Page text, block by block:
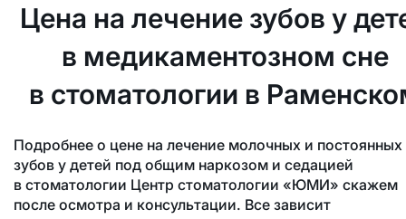
Цена на лечение зубов у
в медикаментозном сне
в стоматологии в
Подробнее о цене на лечение молочных и постоянных
зубов у детей под общим наркозом и седацией
в стоматологии Центр стоматологии «ЮМИ» скажем
после осмотра и консультации. Все зависит